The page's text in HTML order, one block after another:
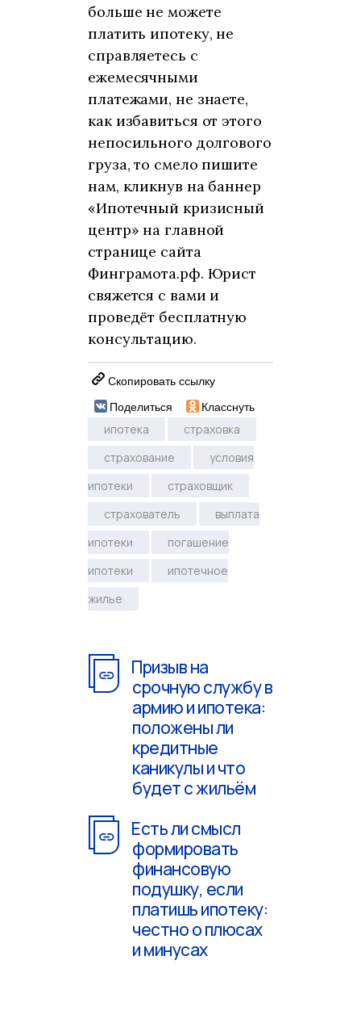
больше не можете
платить ипотеку, не
справляетесь с
ежемесячными
платежами, не знаете,
как избавиться от этого
непосильного долгового
груза, то смело пишите
нам, кликнув на баннер
«Ипотечный кризисный
центр» на главной
странице сайта
Финграмота.рф. Юрист
свяжется с вами и
проведёт бесплатную
консультацию.
Скопировать ссылку
Поделиться
Класснуть
ипотека
страховка
страхование
условия
ипотеки
страховщик
страхователь
выплата
ипотеки
погашение
ипотеки
ипотечное
жилье
Призыв на
срочную службу в
армию и ипотека:
положены ли
кредитные
каникулы и что
будет с жильём
Есть ли смысл
формировать
финансовую
подушку, если
платишь ипотеку:
честно о плюсах
и минусах